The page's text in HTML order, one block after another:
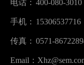
电话： 400-080-3010
手机： 15306537716
传真： 0571-
Email：